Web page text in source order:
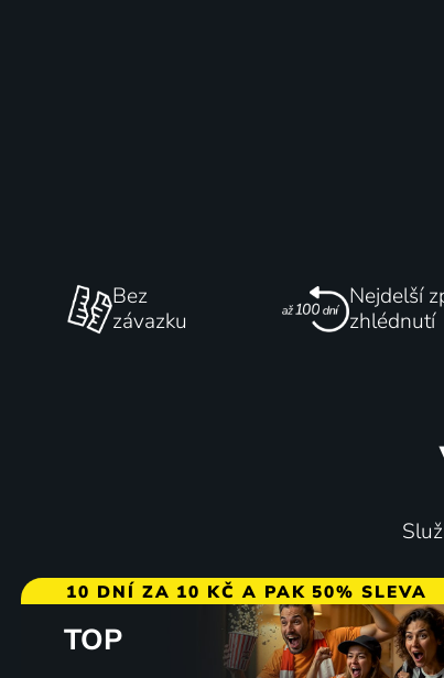
Bez
závazku
Nejdelší
zhlédnutí
10 DNÍ ZA 10 KČ A PAK 50% SLEVA
TOP